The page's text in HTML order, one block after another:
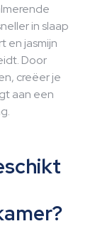
in slaap
en jasmijn
Door
creëer je
aan een